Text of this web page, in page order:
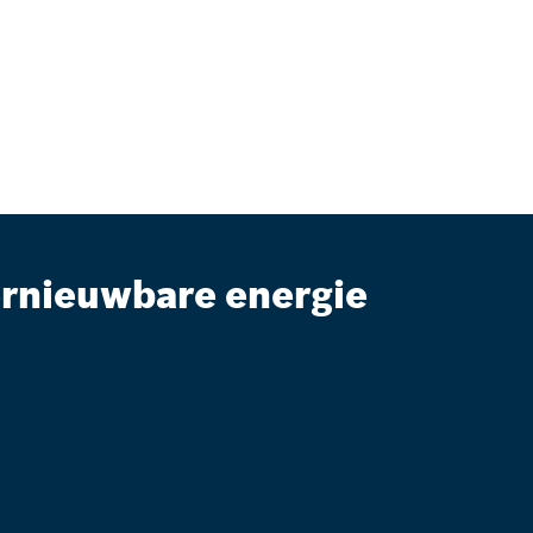
energie